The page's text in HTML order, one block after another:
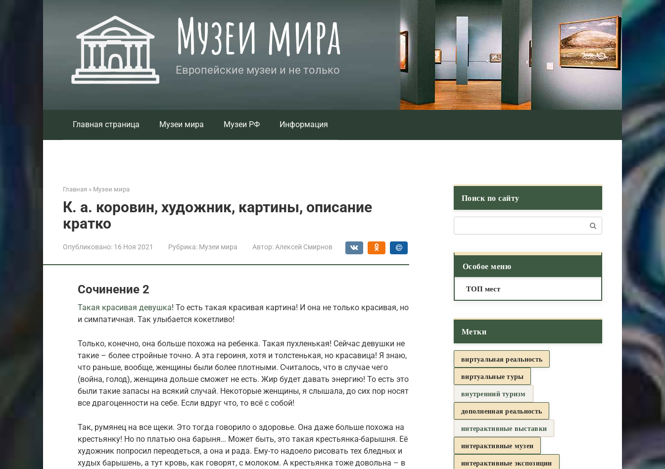
Музеи мира
Европейские музеи и не только
Главная страница Музеи мира Музеи РФ Информация
Главная » Музеи мира
К. а. коровин, художник, картины, описание
кратко
Опубликовано: 16 Ноя 2021 Рубрика: Музеи мира Автор: Алексей Смирнов
Сочинение 2
Такая красивая девушка! То есть такая красивая картина! И она не только красивая, но
и симпатичная. Так улыбается кокетливо!
Только, конечно, она больше похожа на ребенка. Такая пухленькая! Сейчас девушки не
такие – более стройные точно. А эта героиня, хотя и толстенькая, но красавица! Я знаю,
что раньше, вообще, женщины были более плотными. Считалось, что в случае чего
(война, голод), женщина дольше сможет не есть. Жир будет давать энергию! То есть это
были такие запасы на всякий случай. Некоторые женщины, я слышала, до сих пор носят
все драгоценности на себе. Если вдруг что, то всё с собой!
Так, румянец на все щеки. Это тогда говорило о здоровье. Она даже больше похожа на
крестьянку! Но по платью она барыня… Может быть, это такая крестьянка-барышня. Её
художник попросил переодеться, а она и рада. Ему-то надоело рисовать тех бледных и
худых барышень, а тут кровь, как говорят, с молоком. А крестьянка тоже довольна – в
Поиск по сайту
Особое меню
ТОП мест
Метки
виртуальная реальность
виртуальные туры
внутренний туризм
дополненная реальность
интерактивные выставки
интерактивные музеи
интерактивные экспозиции